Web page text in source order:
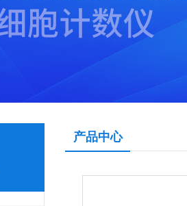
产品中心